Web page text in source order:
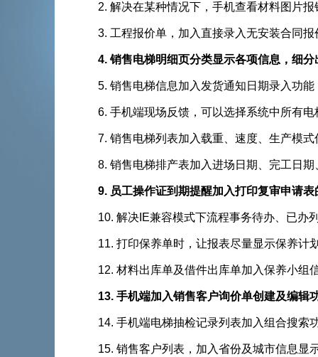
2. 解决在某种情况下，手机查看材料图片
3. 工程报价单，加入直接录入无安装合同
4. 销售电梯明细页分类显示各项信息，细分出机
5. 销售电梯信息加入发货通知日期录入功能
6. 手机端现场反馈，可以选择系统中所有电
7. 销售电梯列表加入载重、速度、生产模
8. 销售电梯排产表加入进场日期、完工日期
9. 员工操作证到期提醒加入打印复审申请表
10. 解决IE兼容模式下流程事务待办、已办
11. 打印保养单时，让报表尽量显示保养计划
12. 材料出库单及借件出库单加入保养小组
13. 手机端加入销售客户询价单创建及编辑
14. 手机端电梯抽检记录列表加入组合搜索
15. 销售客户列表，加入省份及城市信息显